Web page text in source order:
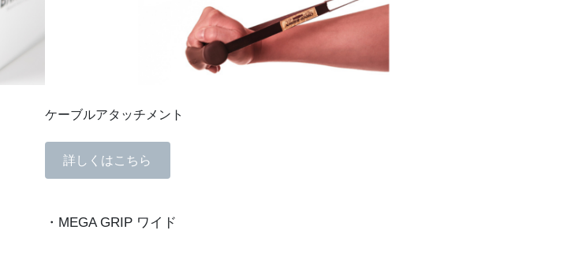
ケーブルアタッチメント
詳しくはこちら
・MEGA GRIP ワイド